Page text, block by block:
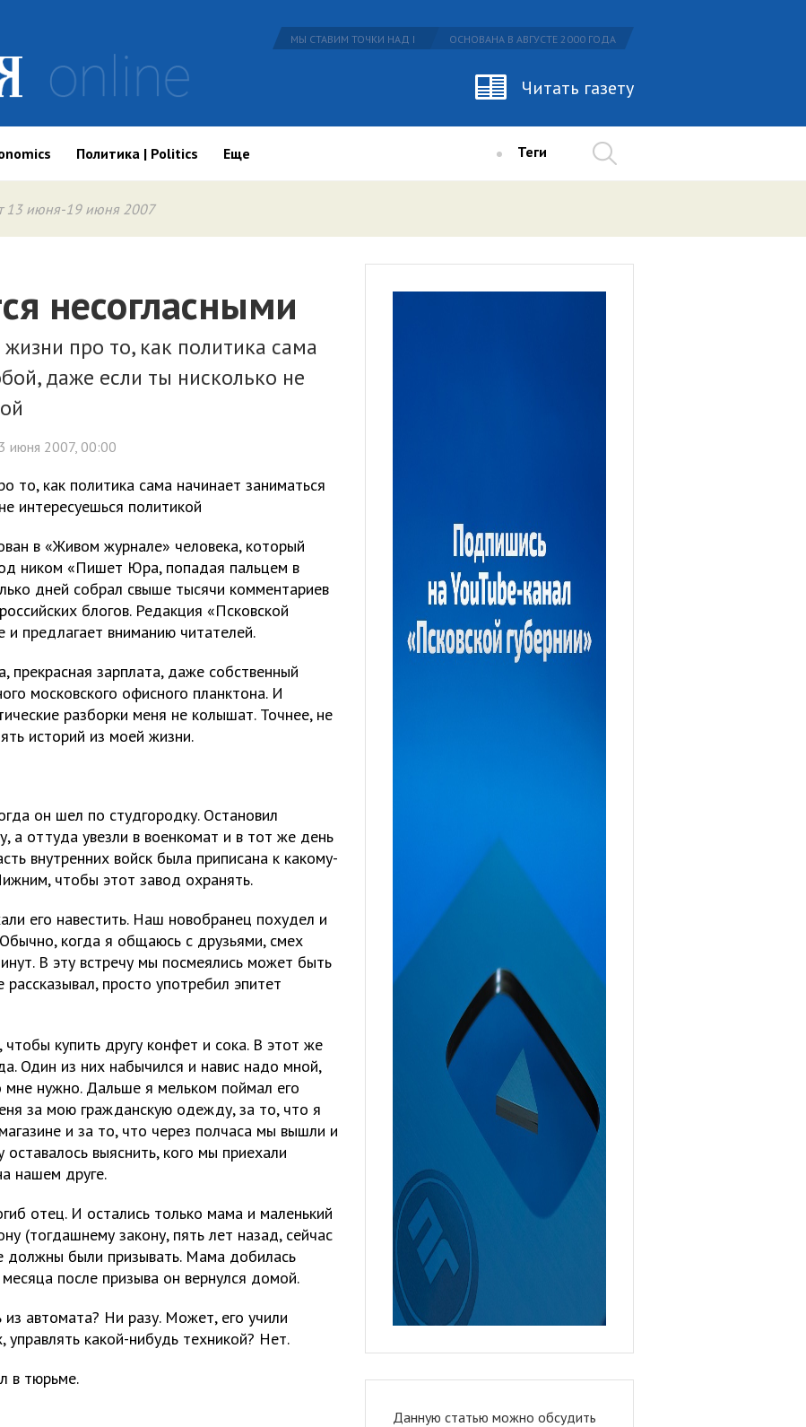
МЫ СТАВИМ ТОЧКИ НАД I ОСНОВАНА В АВГУСТЕ 2000 ГОДА
Читать газету
Политика | Politics Еще Теги
13 июня-19 июня 2007
несогласными
про то, как политика сама
даже если ты нисколько не
июня 2007, 00:00
то, как политика сама начинает заниматься
интересуешься политикой
в «Живом журнале» человека, который
ником «Пишет Юра, попадая пальцем в
дней собрал свыше тысячи комментариев
блогов. Редакция «Псковской
и предлагает вниманию читателей.
прекрасная зарплата, даже собственный
московского офисного планктона. И
разборки меня не колышат. Точнее, не
историй из моей жизни.
он шел по студгородку. Остановил
а оттуда увезли в военкомат и в тот же день
внутренних войск была приписана к какому-
чтобы этот завод охранять.
его навестить. Наш новобранец похудел и
когда я общаюсь с друзьями, смех
В эту встречу мы посмеялись может быть
просто употребил эпитет
чтобы купить другу конфет и сока. В этот же
Один из них набычился и навис надо мной,
нужно. Дальше я мельком поймал его
за мою гражданскую одежду, за то, что я
и за то, что через полчаса мы вышли и
выяснить, кого мы приехали
нашем друге.
отец. И остались только мама и маленький
(тогдашнему закону, пять лет назад, сейчас
должны были призывать. Мама добилась
после призыва он вернулся домой.
автомата? Ни разу. Может, его учили
управлять какой-нибудь техникой? Нет.
в тюрьме.
Данную статью можно обсудить